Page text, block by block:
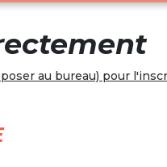
au bureau) pour